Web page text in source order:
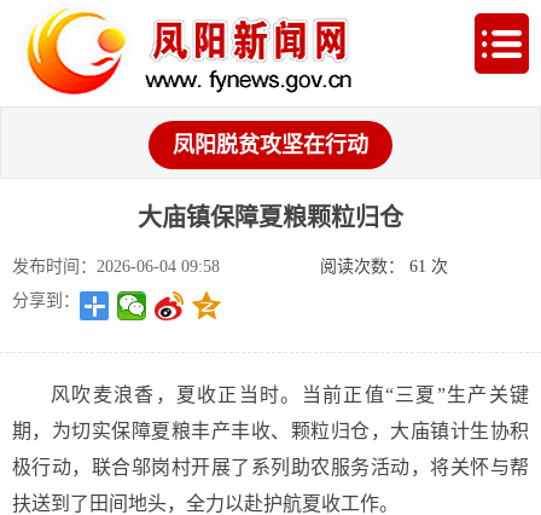
凤阳脱贫攻坚在行动
大庙镇保障夏粮颗粒归仓
发布时间：2026-06-04 09:58 阅读次数： 61 次
分享到：
风吹麦浪香，夏收正当时。当前正值“三夏”生产关键
期，为切实保障夏粮丰产丰收、颗粒归仓，大庙镇计生协积
极行动，联合邬岗村开展了系列助农服务活动，将关怀与帮
扶送到了田间地头，全力以赴护航夏收工作。